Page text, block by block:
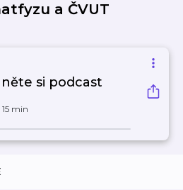
a ČVUT
si podcast
15 min